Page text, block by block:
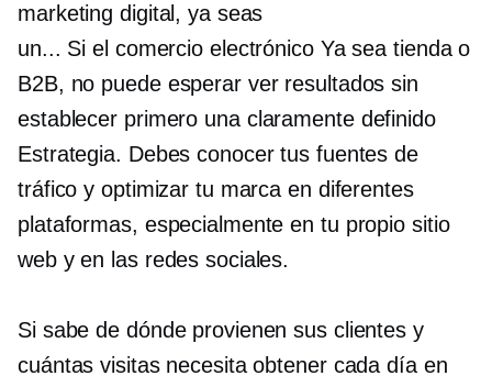
marketing digital, ya seas
un... Si el comercio electrónicoYa sea tienda o
B2B, no puede esperar ver resultados sin
establecer primero una claramente definido
Estrategia. Debes conocer tus fuentes de
tráfico y optimizar tu marca en diferentes
plataformas, especialmente en tu propio sitio
web y en las redes sociales.
Si sabe de dónde provienen sus clientes y
cuántas visitas necesita obtener cada día en